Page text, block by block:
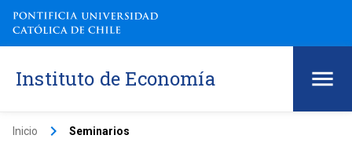
Instituto de Economía
Inicio keyboard_arrow_right Seminarios